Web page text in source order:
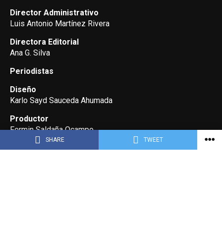
SHARE TWEET
Director Administrativo
Luis Antonio Martínez Rivera
Directora Editorial
Ana G. Silva
Periodistas
Diseño
Karlo Sayd Sauceda Ahumada
Productor
Fermin Saldaña Ocampo